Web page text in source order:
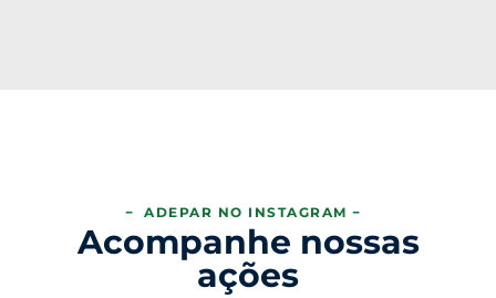
− ADEPAR NO INSTAGRAM −
Acompanhe nossas
ações